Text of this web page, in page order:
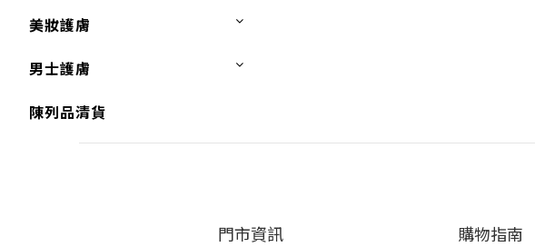
美妝護膚
男士護膚
陳列品清貨
門市資訊 購物指南